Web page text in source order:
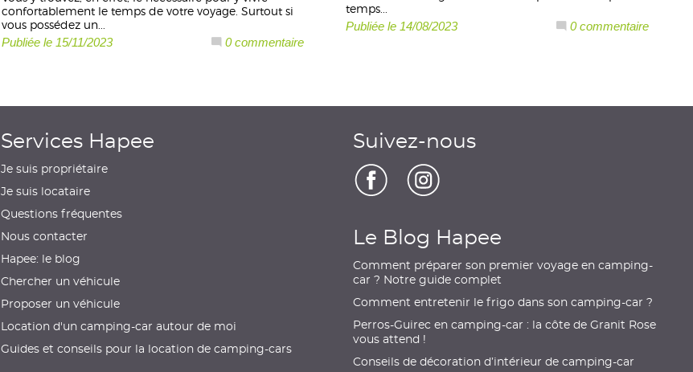
confortablement le temps de votre voyage. Surtout si
vous possédez un...
0 commentaire
Publiée le 15/11/2023
temps...
0 commentaire
Publiée le 14/08/2023
Services Hapee
Je suis propriétaire
Je suis locataire
Questions fréquentes
Nous contacter
Hapee: le blog
Chercher un véhicule
Proposer un véhicule
Location d'un camping-car autour de moi
Guides et conseils pour la location de camping-cars
Suivez-nous
Le Blog Hapee
Comment préparer son premier voyage en camping-
car ? Notre guide complet
Comment entretenir le frigo dans son camping-car ?
Perros-Guirec en camping-car : la côte de Granit Rose
vous attend !
Conseils de décoration d’intérieur de camping-car